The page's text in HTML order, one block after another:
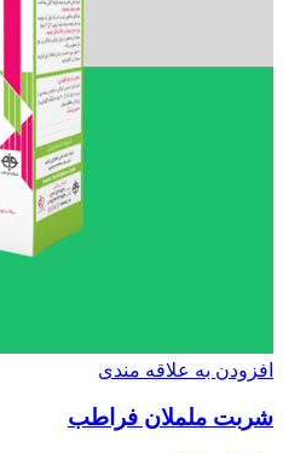
افزودن به علاقه مندی
شربت ململان فراطب